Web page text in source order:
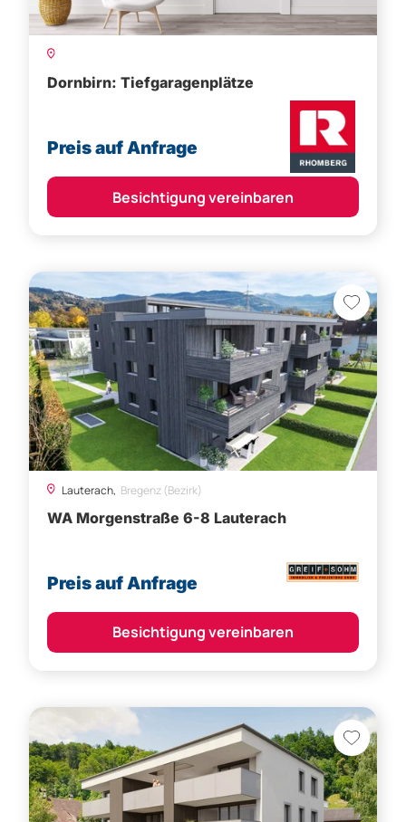
Dornbirn: Tiefgaragenplätze
Preis auf Anfrage
Besichtigung vereinbaren
Lauterach, Bregenz (Bezirk)
WA Morgenstraße 6-8 Lauterach
Preis auf Anfrage
Besichtigung vereinbaren